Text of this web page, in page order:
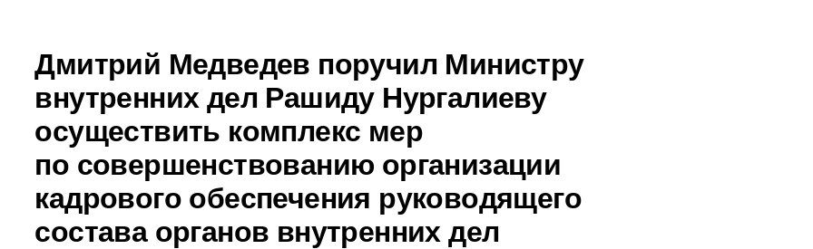
Дмитрий Медведев поручил Министру
внутренних дел Рашиду Нургалиеву
осуществить комплекс мер
по совершенствованию организации
кадрового обеспечения руководящего
состава органов внутренних дел